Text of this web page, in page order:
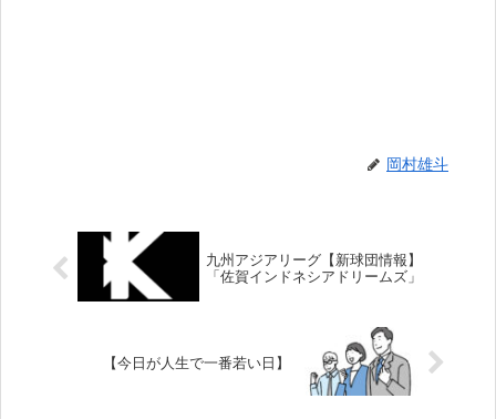
岡村雄斗
九州アジアリーグ【新球団情報】
「佐賀インドネシアドリームズ」
【今日が人生で一番若い日】